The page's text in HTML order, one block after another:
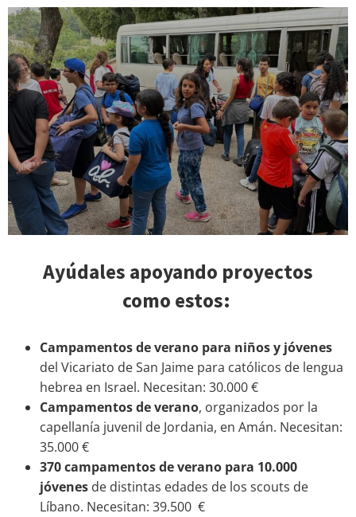
Ayúdales apoyando proyectos
como estos:
Campamentos de verano para niños y jóvenes
del Vicariato de San Jaime para católicos de lengua
hebrea en Israel. Necesitan: 30.000 €
Campamentos de verano, organizados por la
capellanía juvenil de Jordania, en Amán. Necesitan:
35.000 €
370 campamentos de verano para 10.000
jóvenes de distintas edades de los scouts de
Líbano. Necesitan: 39.500 €